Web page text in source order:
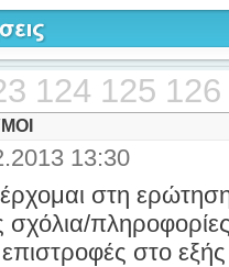
124 125 126
13:30
στη
επιστροφές στο